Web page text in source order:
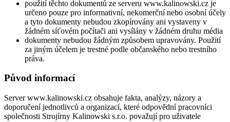
použití těchto dokumentů ze serveru www.kalinowski.cz je
určeno pouze pro informativní, nekomerční nebo osobní účely
a tyto dokumenty nebudou zkopírovány ani vystaveny v
žádném síťovém počítači ani vysílány v žádném druhu média
dokumenty nebudou žádným způsobem upravovány. Použití
za jiným účelem je trestné podle občanského nebo trestního
práva.
Původ informací
Server www.kalinowski.cz obsahuje fakta, analýzy, názory a
doporučení jednotlivců a organizací, které odpovědní pracovníci
společnosti Strojírny Kalinowski s.r.o. považují pro uživatele